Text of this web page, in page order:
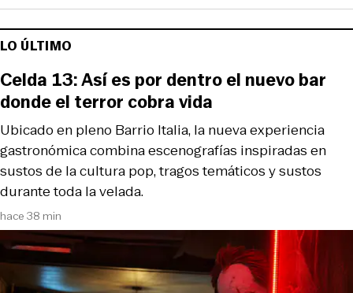
LO ÚLTIMO
hace 38 min
Ubicado en pleno Barrio Italia, la nueva experiencia
gastronómica combina escenografías inspiradas en
sustos de la cultura pop, tragos temáticos y sustos
durante toda la velada.
Celda 13: Así es por dentro el nuevo bar
donde el terror cobra vida